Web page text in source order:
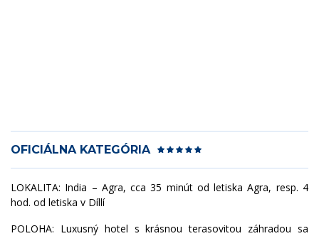
OFICIÁLNA KATEGÓRIA
LOKALITA: India – Agra, cca 35 minút od letiska Agra, resp. 4
hod. od letiska v Díllí
POLOHA: Luxusný hotel s krásnou terasovitou záhradou sa